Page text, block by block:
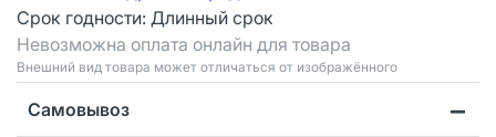
Срок годности: Длинный срок
Невозможна оплата онлайн для товара
Bнешний вид товара может отличаться от изображённого
Самовывоз